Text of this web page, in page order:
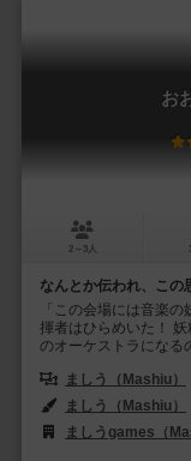
お
2～3人
なんとか伝われ、この
「この会場には音楽
揮者はひらめいた！
のオーケストラになる
ましう（Mashiu）
ましう（Mashiu）
ましうgames（